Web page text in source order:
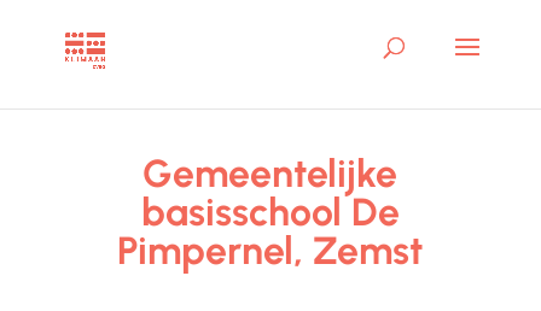
Gemeentelijke
basisschool De
Pimpernel, Zemst